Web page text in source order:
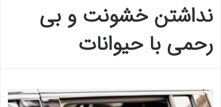
نداشتن خشونت و بی
رحمی با حیوانات